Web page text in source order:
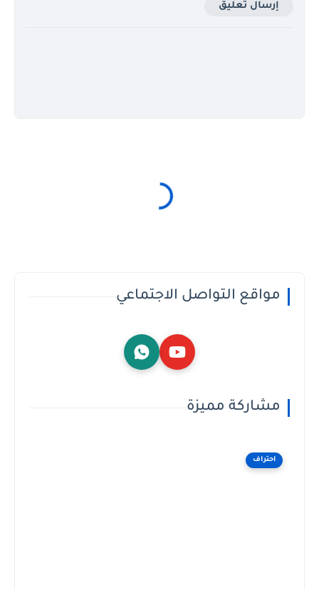
إرسال تعليق
مواقع التواصل الاجتماعي
مشاركة مميزة
احتراف